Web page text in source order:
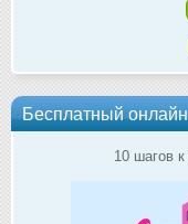
Бесплатный
10 шагов